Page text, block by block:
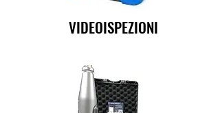
VIDEOISPEZIONI